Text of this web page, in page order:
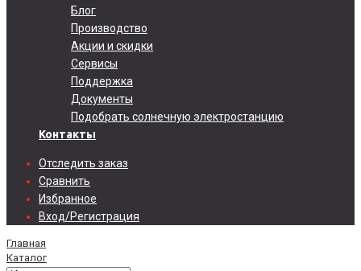
Блог
Производство
Акции и скидки
Сервисы
Поддержка
Документы
Подобрать солнечную электростанцию
Контакты
Отследить заказ
Сравнить
Избранное
Вход/Регистрация
Главная
Каталог